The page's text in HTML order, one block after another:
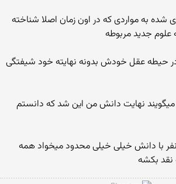
شده به مواردی که در اون زمان اصلا شناخته
علوم جدید مربوطه
حیطه عقل خودش بدونه نهایته خود شیفتگی
میگویند نهایت دانش من این شد که دانستم
با دانش خیلی خیلی محدود میخواد همه
نقد بکشه